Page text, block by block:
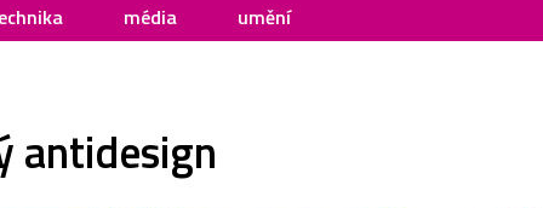
média umění
antidesign